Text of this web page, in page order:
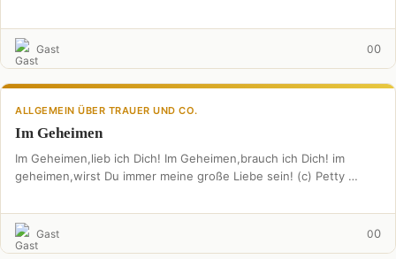
Gast 00
ALLGEMEIN ÜBER TRAUER UND CO.
Im Geheimen
Im Geheimen,lieb ich Dich! Im Geheimen,brauch ich Dich! im
geheimen,wirst Du immer meine große Liebe sein! (c) Petty …
Gast 00